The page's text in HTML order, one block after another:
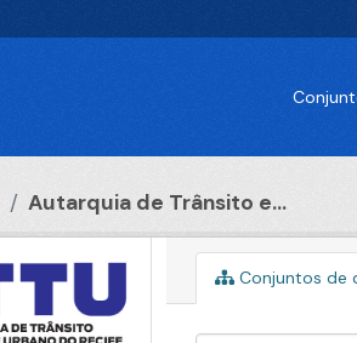
Autarquia de Trânsito e...
Conjuntos de